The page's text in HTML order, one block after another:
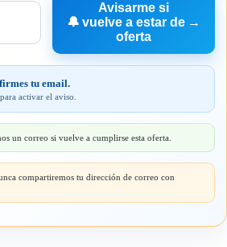
🔔
Avisarme si
vuelve a estar de
oferta
→
tu email.
activar el aviso.
un correo si vuelve a cumplirse esta oferta.
compartiremos tu dirección de correo con